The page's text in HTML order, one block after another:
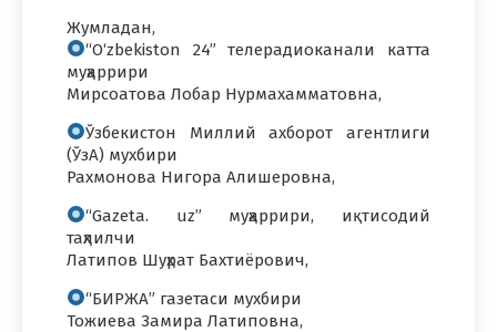
Жумладан,
“O‘zbekiston 24” телерадиоканали катта
муҳаррири
Мирсоатова Лобар Нурмахамматовна,
Ўзбекистон Миллий ахборот агентлиги
(ЎзА) мухбири
Рахмонова Нигора Алишеровна,
“Gazeta. uz” муҳаррири, иқтисодий
таҳлилчи
Латипов Шуҳрат Бахтиёрович,
“БИРЖА” газетаси мухбири
Тожиева Замира Латиповна,